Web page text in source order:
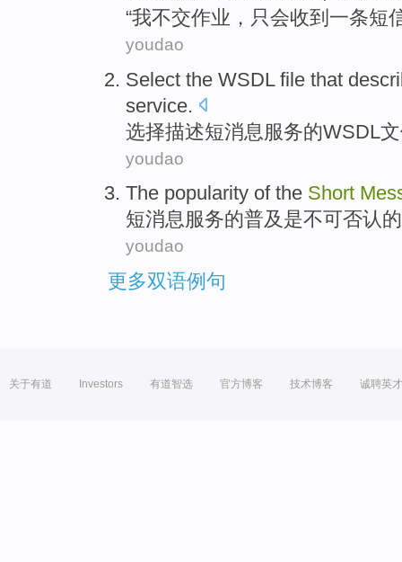
“我不交作业，只会收到一条短
youdao
Select the WSDL file that
service.
选择描述短消息服务的WSDL
youdao
The popularity ofthe Short
短消息服务的普及 是不可否认的
youdao
更多双语例句
关于有道 Investors 有道智选 官方博客 技术博客 诚聘英才